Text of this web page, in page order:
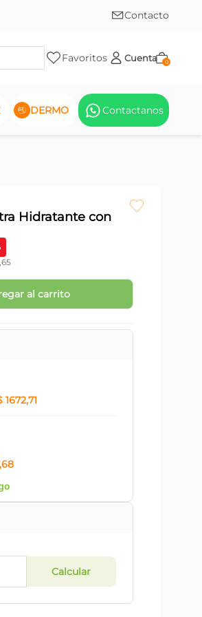
Contacto
Favoritos Cuenta 0
DERMO Contactanos
Hidratante con
al carrito
1672,71